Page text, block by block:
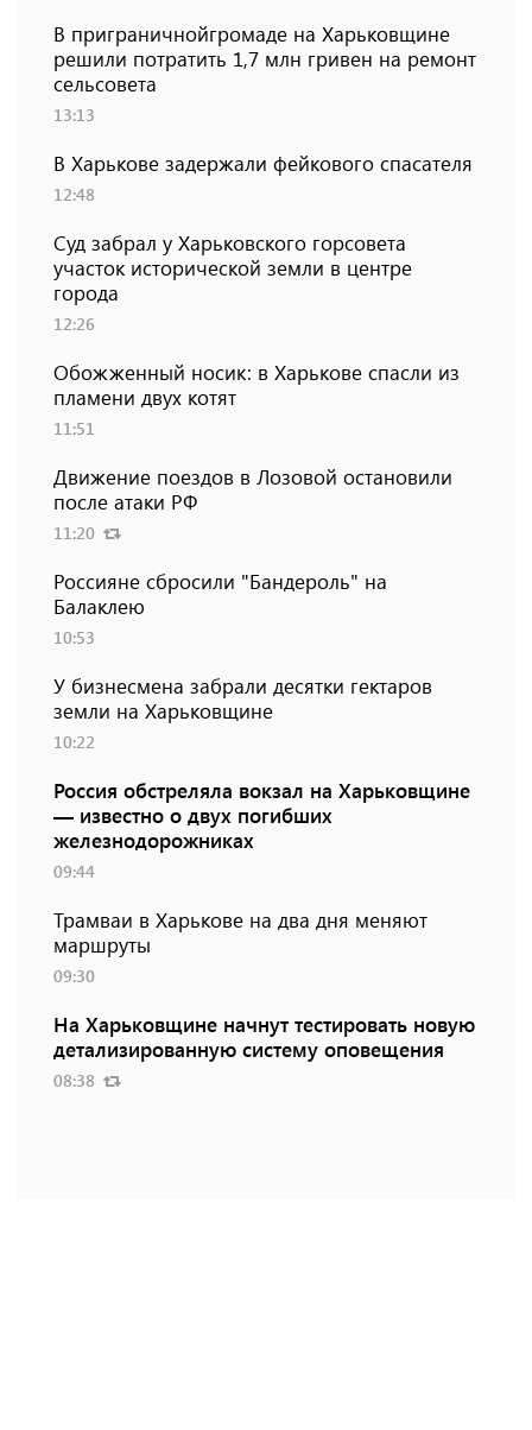
В приграничнойгромаде на Харьковщине
решили потратить 1,7 млн ​​гривен на ремонт
сельсовета
13:13
В Харькове задержали фейкового спасателя
12:48
Суд забрал у Харьковского горсовета
участок исторической земли в центре
города
12:26
Обожженный носик: в Харькове спасли из
пламени двух котят
11:51
Движение поездов в Лозовой остановили
после атаки РФ
11:20
Россияне сбросили "Бандероль" на
Балаклею
10:53
У бизнесмена забрали десятки гектаров
земли на Харьковщине
10:22
Россия обстреляла вокзал на Харьковщине
— известно о двух погибших
железнодорожниках
09:44
Трамваи в Харькове на два дня меняют
маршруты
09:30
На Харьковщине начнут тестировать новую
детализированную систему оповещения
08:38